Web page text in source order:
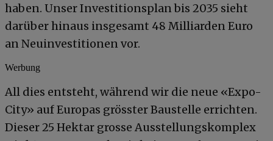
haben. Unser Investitionsplan bis 2035 sieht
darüber hinaus insgesamt 48 Milliarden Euro
an Neuinvestitionen vor.
Werbung
All dies entsteht, während wir die neue «Expo-
City» auf Europas grösster Baustelle errichten.
Dieser 25 Hektar grosse Ausstellungskomplex